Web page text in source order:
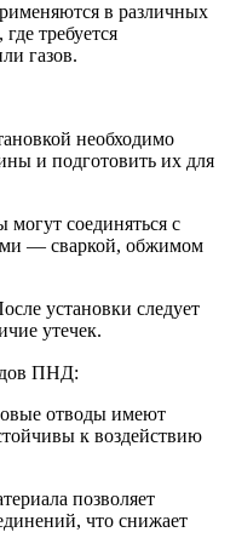
в различных
требуется
газов.
необходимо
и подготовить их для
соединяться с
— сваркой, обжимом
установки следует
утечек.
ПНД:
отводы имеют
к воздействию
позволяет
что снижает